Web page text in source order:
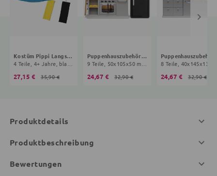
Kostüm Pippi Langstrumpf
4 Teile, 4+ Jahre, blau, schwarz, Onesize Baby
27,15 € 35,90 €
Puppenhauszubehör Herd und Kühlschrank-Set
9 Teile, 50x105x50 mm, 4+ Jahre, bunt
24,67 € 32,90 € 24,67 € 32,90 €
Produktdetails
Produktbeschreibung
Bewertungen